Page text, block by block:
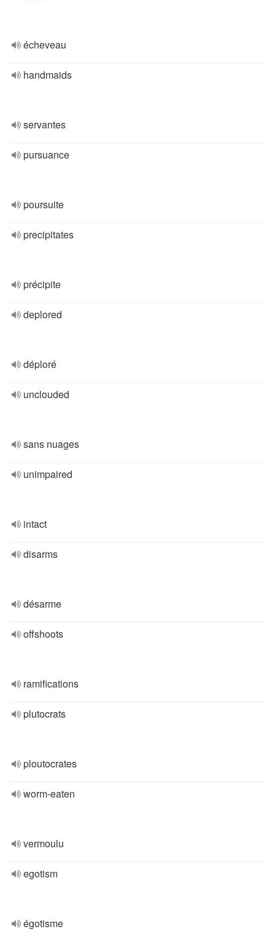
écheveau
handmaids
servantes
pursuance
poursuite
precipitates
précipite
deplored
déploré
unclouded
sans nuages
unimpaired
intact
disarms
désarme
offshoots
ramifications
plutocrats
ploutocrates
worm-eaten
vermoulu
egotism
égotisme